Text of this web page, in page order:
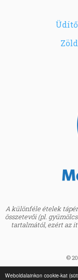
Weboldalainkon cookie-kat
A különféle ételek
összetevői (pl.
tartalmától, ezért az
©